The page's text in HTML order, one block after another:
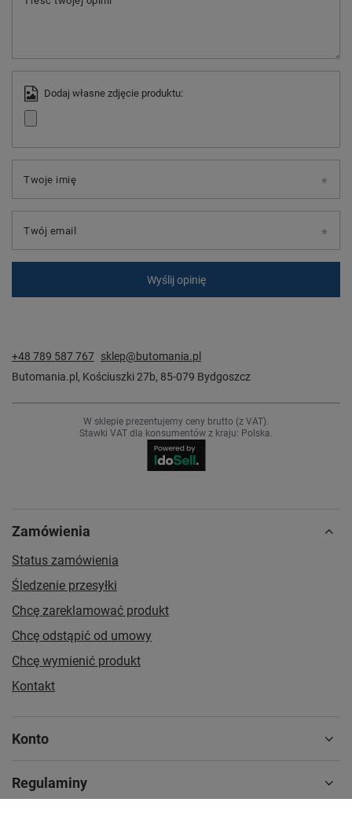
Dodaj własne zdjęcie produktu:
Twoje imię
Twój email
Wyślij opinię
+48 789 587 767 sklep@butomania.pl
Butomania.pl , Kościuszki 27b, 85-079 Bydgoszcz
W sklepie prezentujemy ceny brutto (z VAT).
Stawki VAT dla konsumentów z kraju: Polska.
Zamówienia
Status zamówienia
Śledzenie przesyłki
Chcę zareklamować produkt
Chcę odstąpić od umowy
Chcę wymienić produkt
Kontakt
Konto
Regulaminy